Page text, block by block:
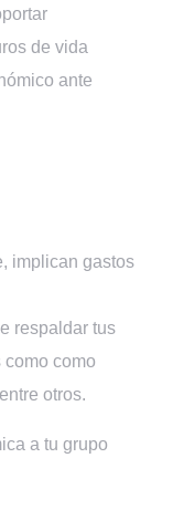
de vida
ante
implican gastos
respaldar tus
como
otros.
a tu grupo